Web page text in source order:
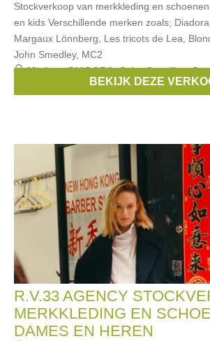
Stockverkoop van merkkleding en
en kids Verschillende merken zoals;
Margaux Lönnberg, Les tricots de Lea,
John Smedley, MC2
Merken:DIADORA,John Smedley,
BEKIJK DEZE
R.V.33 AGENCY
MERKKLEDING EN
DAMES EN HEREN